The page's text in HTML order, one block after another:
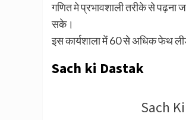
गणित मे प्रभावशाली तरीके से पढ़ना
सके।
इस कार्यशाला में 60 से अधिक फेथ
Sach ki Dastak
Sach